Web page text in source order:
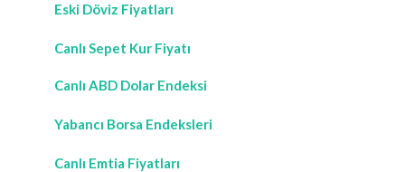
Eski Döviz Fiyatları
Canlı Sepet Kur Fiyatı
Canlı ABD Dolar Endeksi
Yabancı Borsa Endeksleri
Canlı Emtia Fiyatları